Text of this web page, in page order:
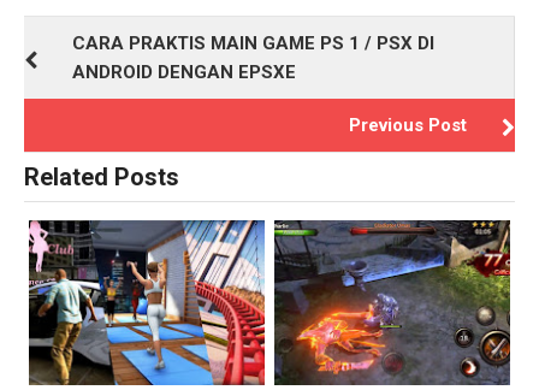
CARA PRAKTIS MAIN GAME PS 1 / PSX DI
ANDROID DENGAN EPSXE
Previous Post
Related Posts